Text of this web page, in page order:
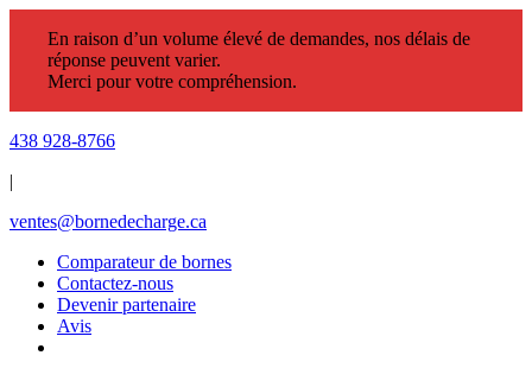
En raison d’un volume élevé de demandes, nos délais de
réponse peuvent varier.
Merci pour votre compréhension.
438 928-8766
|
ventes@bornedecharge.ca
Comparateur de bornes
Contactez-nous
Devenir partenaire
Avis